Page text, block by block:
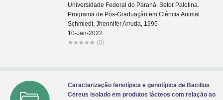
Universidade Federal do Paraná. Setor Palotina.
Programa de Pós-Graduação em Ciência Animal
Schmiedt, Jhennifer Arruda, 1995-
10-Jan-2022
★ ★ ★ ★ ★ (0)
Caracterização fenotípica e genotípica de Bacillus
Cereus isolado em produtos lácteos com relação ao